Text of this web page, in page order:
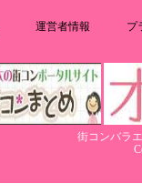
運営者情報 プ
街コンバラ